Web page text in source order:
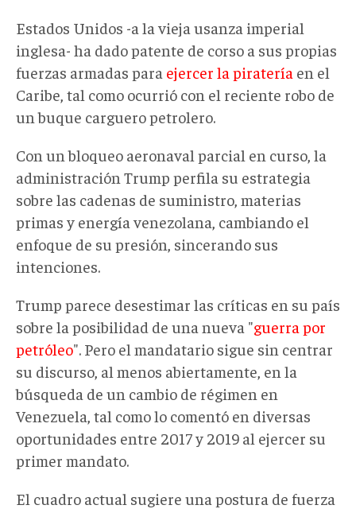
Estados Unidos -a la vieja usanza imperial
inglesa- ha dado patente de corso a sus propias
fuerzas armadas para ejercer la piratería en el
Caribe, tal como ocurrió con el reciente robo de
un buque carguero petrolero.
Con un bloqueo aeronaval parcial en curso, la
administración Trump perfila su estrategia
sobre las cadenas de suministro, materias
primas y energía venezolana, cambiando el
enfoque de su presión, sincerando sus
intenciones.
Trump parece desestimar las críticas en su país
sobre la posibilidad de una nueva "guerra por
petróleo". Pero el mandatario sigue sin centrar
su discurso, al menos abiertamente, en la
búsqueda de un cambio de régimen en
Venezuela, tal como lo comentó en diversas
oportunidades entre 2017 y 2019 al ejercer su
primer mandato.
El cuadro actual sugiere una postura de fuerza